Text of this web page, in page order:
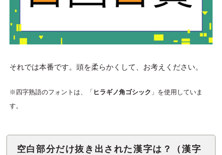
それでは本番です。頭を柔らかくして、お考えください。
※四字熟語のフォントは、「 ヒラギノ角ゴシック 」を使用していま
す。
空白部分だけ抜き出された漢字は？（漢字